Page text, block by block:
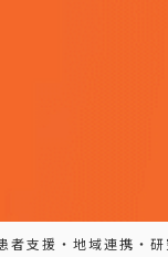
支援・地域連携・